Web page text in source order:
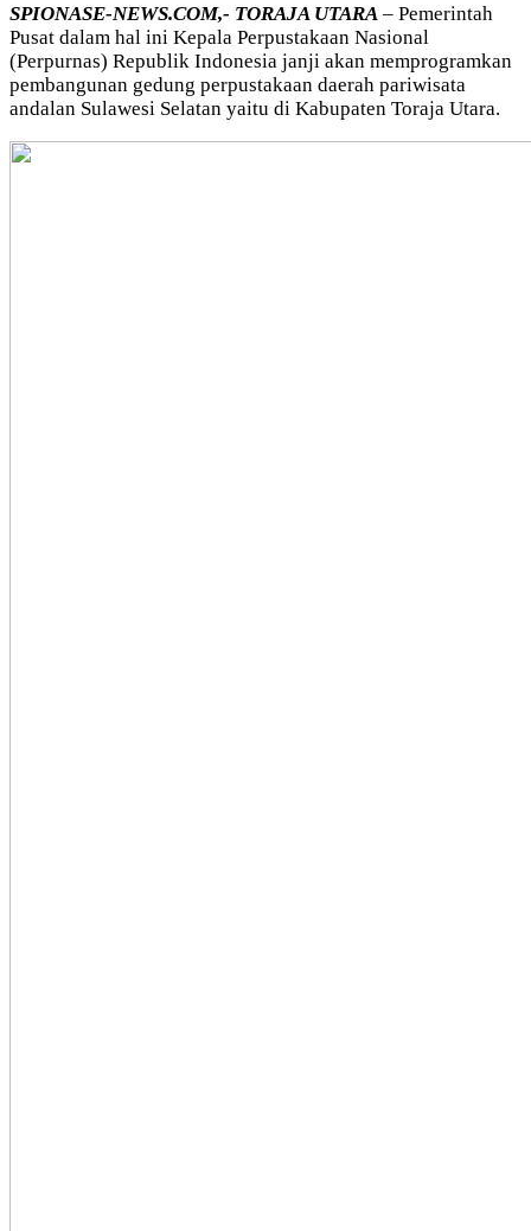
SPIONASE-NEWS.COM,- TORAJA UTARA – Pemerintah
Pusat dalam hal ini Kepala Perpustakaan Nasional
(Perpurnas) Republik Indonesia janji akan memprogramkan
pembangunan gedung perpustakaan daerah pariwisata
andalan Sulawesi Selatan yaitu di Kabupaten Toraja Utara.